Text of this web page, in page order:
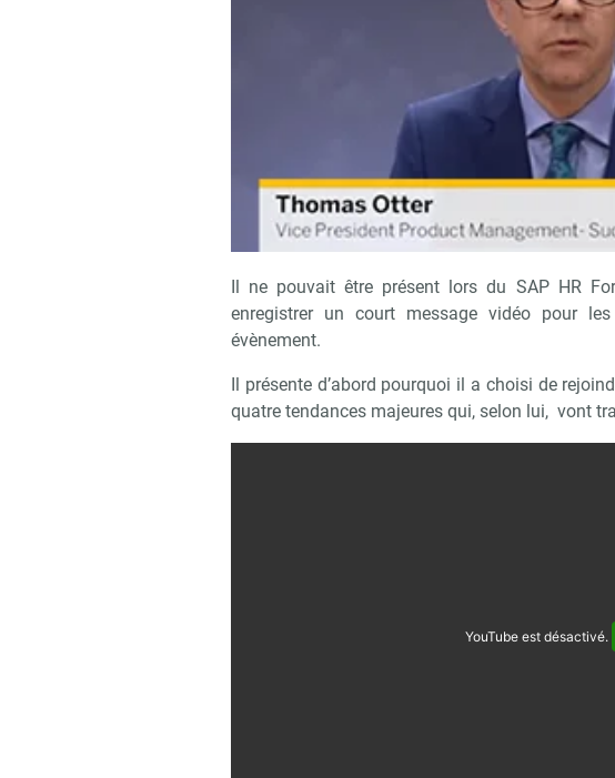
Il ne pouvait être présent lors du SAP HR
enregistrer un court message vidéo pour
évènement.
Il présente d’abord pourquoi il a choisi de
quatre tendances majeures qui, selon lui, vont
YouTube est désactivé.